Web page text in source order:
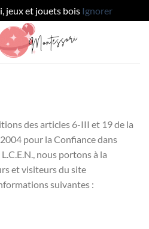
jeux et jouets bois Ignorer
des articles 6-III et 19 de la
pour la Confiance dans
nous portons à la
et visiteurs du site
suivantes :